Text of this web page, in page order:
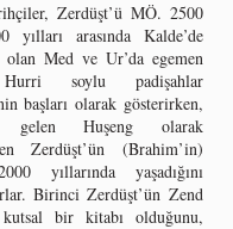
Zerdüşt’ü MÖ. 2500
yılları arasında Kalde’de
olan Med ve Ur’da egemen
soylu padişahlar
başları olarak gösterirken,
gelen Huşeng olarak
Zerdüşt’ün (Brahim’in)
yıllarında yaşadığını
Birinci Zerdüşt’ün Zend
kutsal bir kitabı olduğunu,